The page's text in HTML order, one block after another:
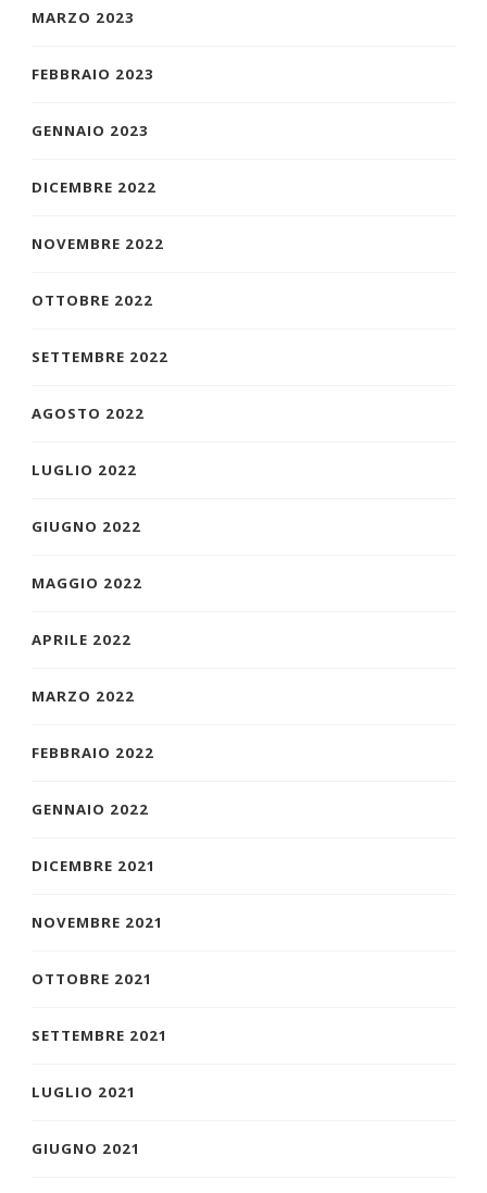
MARZO 2023
FEBBRAIO 2023
GENNAIO 2023
DICEMBRE 2022
NOVEMBRE 2022
OTTOBRE 2022
SETTEMBRE 2022
AGOSTO 2022
LUGLIO 2022
GIUGNO 2022
MAGGIO 2022
APRILE 2022
MARZO 2022
FEBBRAIO 2022
GENNAIO 2022
DICEMBRE 2021
NOVEMBRE 2021
OTTOBRE 2021
SETTEMBRE 2021
LUGLIO 2021
GIUGNO 2021